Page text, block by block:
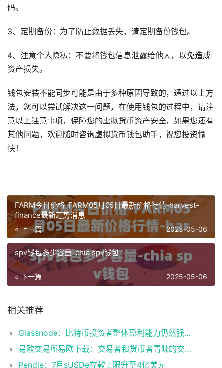
码。
3、定期备份：为了防止数据丢失，请定期备份钱包。
4、注意个人隐私：不要将钱包信息泄露给他人，以免造成
资产损失。
钱包安装不能同步可能是由于多种原因导致的，通过以上方
法，您可以尝试解决这一问题，在使用钱包的过程中，请注
意以上注意事项，保障您的虚拟货币资产安全，如果您还有
其他问题，欢迎随时咨询虚拟货币钱包助手，祝您投资愉
快！
FARM今日价格-FARM05月05日最新价格行情-harvest-
finance最新走势消息
« 上一篇 2025-05-06
spv钱包多少容量-chia spv钱包
« 下一篇 2025-05-06
相关推荐
Glassnode：比特币投资者整体盈利能力仍然强劲，更大的波动即将到来
易欧交易所易欧下载：交易者和货币者青睐的交易平台
Pendle：7月sUSDe存款上限升至4亿美元